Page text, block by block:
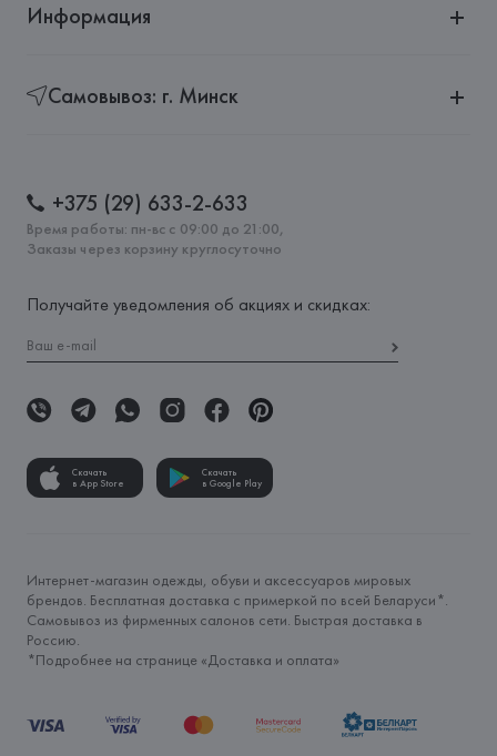
Информация
Самовывоз: г. Минск
+375 (29) 633-2-633
Время работы: пн-вс с 09:00 до 21:00,
Заказы через корзину круглосуточно
Получайте уведомления об акциях и скидках:
Скачать
в App Store
Скачать
в Google Play
Интернет-магазин одежды, обуви и аксессуаров мировых
брендов. Бесплатная доставка с примеркой по всей Беларуси*.
Самовывоз из фирменных салонов сети. Быстрая доставка в
Россию.
*Подробнее на странице «Доставка и оплата»